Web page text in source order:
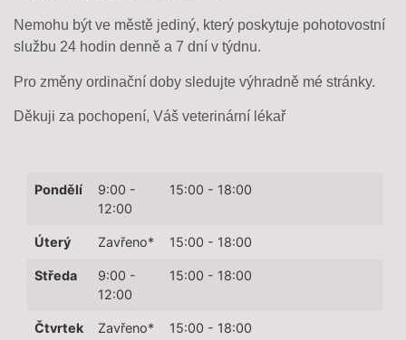
Nemohu být ve městě jediný, který poskytuje pohotovostní
službu 24 hodin denně a 7 dní v týdnu.
Pro změny ordinační doby sledujte výhradně mé stránky.
Děkuji za pochopení, Váš veterinární lékař
Pondělí
9:00 -
12:00
15:00 - 18:00
Úterý Zavřeno* 15:00 - 18:00
Středa
9:00 -
12:00
15:00 - 18:00
Čtvrtek Zavřeno* 15:00 - 18:00